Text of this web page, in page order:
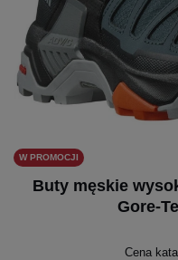
W PROMOCJI
Buty męskie
Gore-
Cena